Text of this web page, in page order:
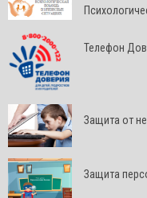
Телефон
Защита от
Защита